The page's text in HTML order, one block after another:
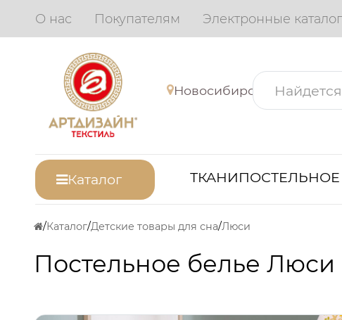
О нас Покупателям Электронные
Новосибирск
Каталог ТКАНИПОСТЕЛЬНОЕ
Каталог Детские товары для сна Люси
Постельное белье Люси